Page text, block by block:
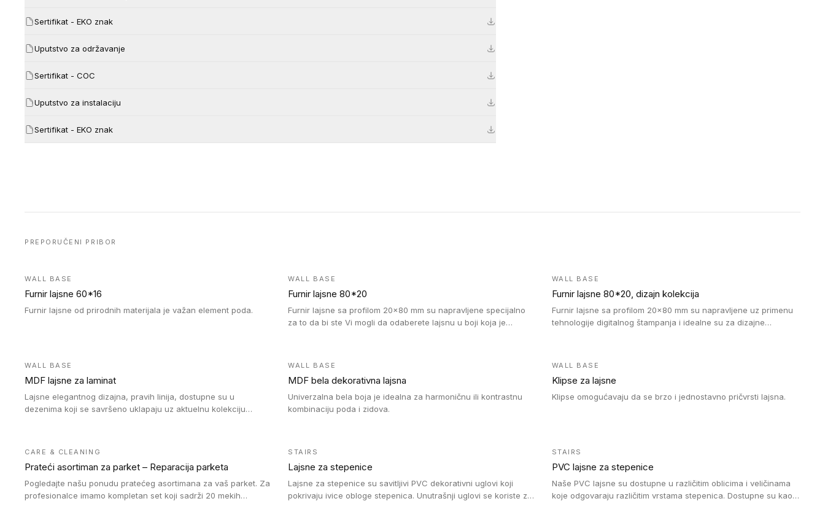
Sertifikat - EKO znak
Uputstvo za održavanje
Sertifikat - COC
Uputstvo za instalaciju
Sertifikat - EKO znak
PREPORUČENI PRIBOR
WALL BASE
Furnir lajsne 60*16
Furnir lajsne od prirodnih materijala je važan element poda.
WALL BASE
Furnir lajsne 80*20
Furnir lajsne sa profilom 20x80 mm su napravljene specijalno
za to da bi ste Vi mogli da odaberete lajsnu u boji koja je
WALL BASE
Furnir lajsne 80*20, dizajn kolekcija
Furnir lajsne sa profilom 20x80 mm su napravljene uz primenu
tehnologije digitalnog štampanja i idealne su za dizajne
WALL BASE
MDF lajsne za laminat
Lajsne elegantnog dizajna, pravih linija, dostupne su u
dezenima koji se savršeno uklapaju uz aktuelnu kolekciju
WALL BASE
MDF bela dekorativna lajsna
Univerzalna bela boja je idealna za harmoničnu ili kontrastnu
kombinaciju poda i zidova.
WALL BASE
Klipse za lajsne
Klipse omogućavaju da se brzo i jednostavno pričvrsti lajsna.
CARE & CLEANING
Prateći asortiman za parket – Reparacija parketa
Pogledajte našu ponudu pratećeg asortimana za vaš parket. Za
profesionalce imamo kompletan set koji sadrži 20 mekih
STAIRS
Lajsne za stepenice
Lajsne za stepenice su savitljivi PVC dekorativni uglovi koji
pokrivaju ivice obloge stepenica. Unutrašnji uglovi se koriste za
STAIRS
PVC lajsne za stepenice
Naše PVC lajsne su dostupne u različitim oblicima i veličinama
koje odgovaraju različitim vrstama stepenica. Dostupne su kao